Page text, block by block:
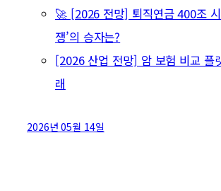
🚀 [2026 전망] 퇴직연금 400조
쟁’의 승자는?
[2026 산업 전망] 암 보험 비교 플
래
2026년 05월 14일